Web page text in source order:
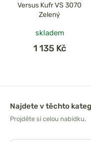
Versus Kufr VS 3070
Zelený
skladem
1 135 Kč
Najdete v těchto
Projděte si celou nabídku.